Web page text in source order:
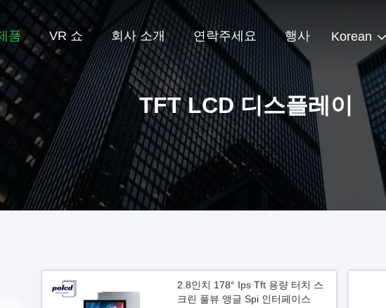
품 VR 쇼 회사 소개 연락주세요 행사 Korean
TFT LCD 디스플레이
2.8인치 178° Ips Tft 용량 터치 스
크린 풀뷰 앵글 Spi 인터페이스